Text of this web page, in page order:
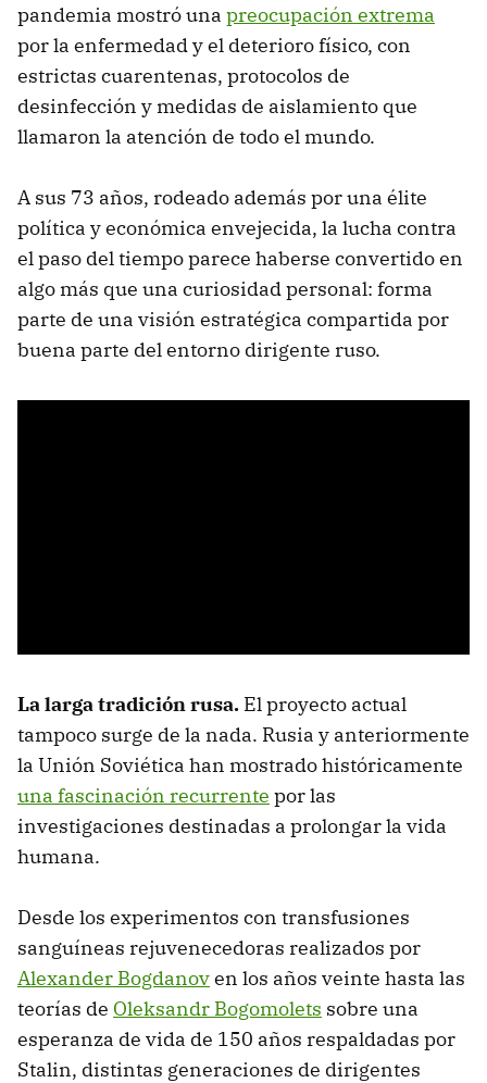
pandemia mostró una preocupación extrema
por la enfermedad y el deterioro físico, con
estrictas cuarentenas, protocolos de
desinfección y medidas de aislamiento que
llamaron la atención de todo el mundo.
A sus 73 años, rodeado además por una élite
política y económica envejecida, la lucha contra
el paso del tiempo parece haberse convertido en
algo más que una curiosidad personal: forma
parte de una visión estratégica compartida por
buena parte del entorno dirigente ruso.
La larga tradición rusa. El proyecto actual
tampoco surge de la nada. Rusia y anteriormente
la Unión Soviética han mostrado históricamente
una fascinación recurrente por las
investigaciones destinadas a prolongar la vida
humana.
Desde los experimentos con transfusiones
sanguíneas rejuvenecedoras realizados por
Alexander Bogdanoven los años veinte hasta las
teorías de Oleksandr Bogomolets sobre una
esperanza de vida de 150 años respaldadas por
Stalin, distintas generaciones de dirigentes